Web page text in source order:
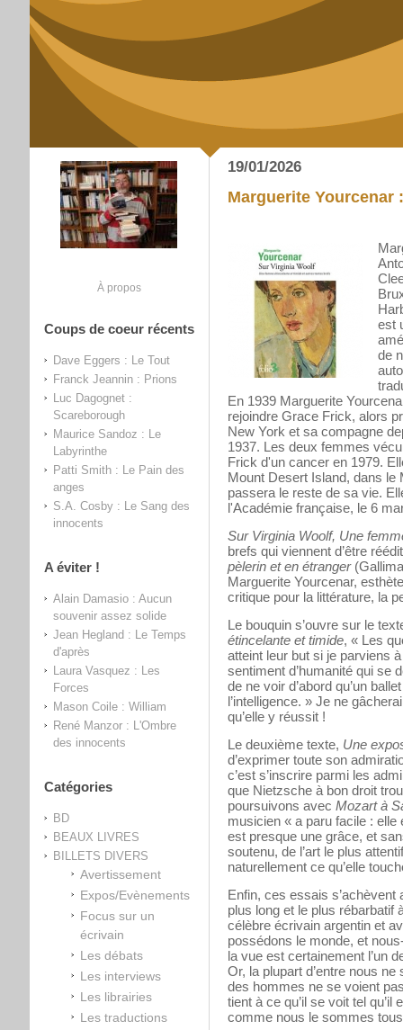
À propos
Coups de coeur récents
Dave Eggers : Le Tout
Franck Jeannin : Prions
Luc Dagognet :
Scareborough
Maurice Sandoz : Le
Labyrinthe
Patti Smith : Le Pain des
anges
S.A. Cosby : Le Sang des
innocents
A éviter !
Alain Damasio : Aucun
souvenir assez solide
Jean Hegland : Le Temps
d'après
Laura Vasquez : Les
Forces
Mason Coile : William
René Manzor : L'Ombre
des innocents
Catégories
BD
BEAUX LIVRES
BILLETS DIVERS
Avertissement
Expos/Evènements
Focus sur un
écrivain
Les débats
Les interviews
Les librairies
Les traductions
19/01/2026
Marguerite Yourcenar
est
de
En 1939 Marguerite
rejoindre Grace Frick, alors
New York et sa compagne
1937. Les deux femmes
Frick d'un cancer en 1979.
Mount Desert Island, dans le
passera le reste de sa vie.
l'Académie française, le 6
Sur Virginia Woolf, Une
brefs qui viennent d’être
pèlerin et en étranger
Marguerite Yourcenar,
critique pour la littérature, la
Le bouquin s’ouvre sur le
étincelante et timide, « Les
atteint leur but si je parviens
sentiment d’humanité qui se
de ne voir d’abord qu’un
l’intelligence. » Je ne
qu’elle y réussit !
Le deuxième texte, Une
d’exprimer toute son
c’est s’inscrire parmi les
que Nietzsche à bon droit
poursuivons avec Mozart à
musicien « a paru facile : elle
est presque une grâce, et
soutenu, de l’art le plus
naturellement ce qu’elle
Enfin, ces essais s’achèvent
plus long et le plus
célèbre écrivain argentin et
possédons le monde, et
la vue est certainement l’un
Or, la plupart d’entre nous
des hommes ne se voient
tient à ce qu’il se voit tel
comme nous le sommes